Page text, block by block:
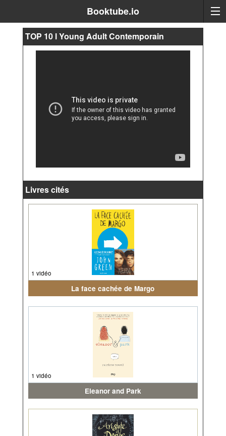
Booktube.io
TOP 10 l Young Adult Contemporain
Livres cités
1 vidéo
La face cachée de Margo
1 vidéo
Eleanor and Park